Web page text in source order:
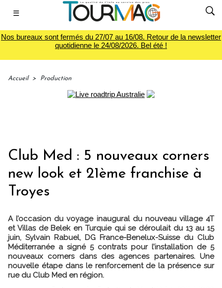
☰
Nos bureaux sont fermés du 27/07 au 16/08. Retour de la newsletter
quotidienne le 24/08/2026. Bel été !
Accueil > Production
Club Med : 5 nouveaux corners
new look et 21ème franchise à
Troyes
A l’occasion du voyage inaugural du nouveau village 4T
et Villas de Belek en Turquie qui se déroulait du 13 au 15
juin, Sylvain Rabuel, DG France-Benelux-Suisse du Club
Méditerranée a signé 5 contrats pour l’installation de 5
nouveaux corners dans des agences partenaires. Une
nouvelle étape dans le renforcement de la présence sur
rue du Club Med en région.